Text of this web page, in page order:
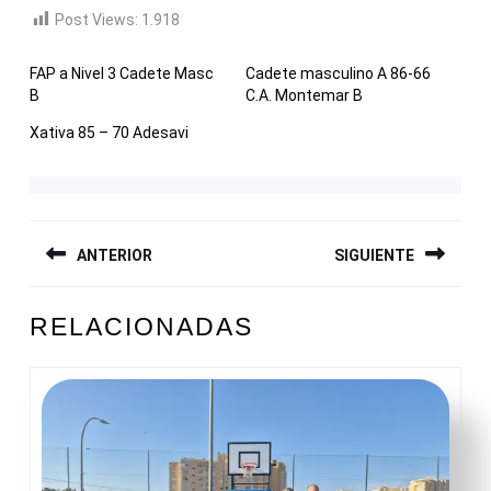
Post Views: 1.918
FAP a Nivel 3 Cadete Masc
B
Cadete masculino A 86-66
C.A. Montemar B
Xativa 85 – 70 Adesavi
DE
ANTERIOR
anterior:
SIGUIENTE
entrada:
RELACIONADAS